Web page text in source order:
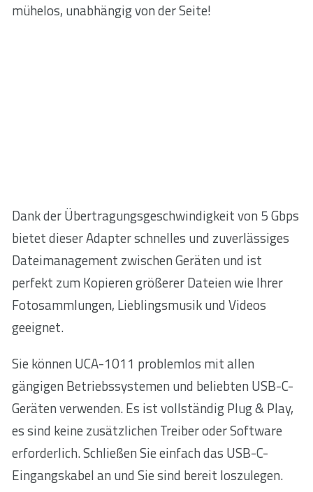
mühelos, unabhängig von der Seite!
Dank der Übertragungsgeschwindigkeit von 5 Gbps
bietet dieser Adapter schnelles und zuverlässiges
Dateimanagement zwischen Geräten und ist
perfekt zum Kopieren größerer Dateien wie Ihrer
Fotosammlungen, Lieblingsmusik und Videos
geeignet.
Sie können UCA-1011 problemlos mit allen
gängigen Betriebssystemen und beliebten USB-C-
Geräten verwenden. Es ist vollständig Plug & Play,
es sind keine zusätzlichen Treiber oder Software
erforderlich. Schließen Sie einfach das USB-C-
Eingangskabel an und Sie sind bereit loszulegen.